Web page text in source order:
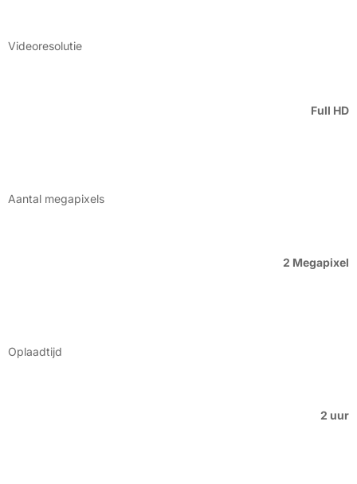
Videoresolutie
Full HD
Aantal megapixels
2 Megapixel
Oplaadtijd
2 uur